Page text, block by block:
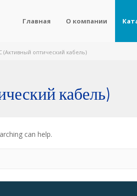
Главная О компании
(Активный оптический кабель)
кабель)
can help.